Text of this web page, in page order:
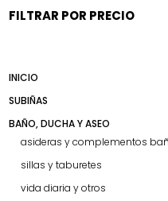
FILTRAR POR PRECIO
INICIO
SUBIÑAS
BAÑO, DUCHA Y ASEO
asideras y complementos
sillas y taburetes
vida diaria y otros